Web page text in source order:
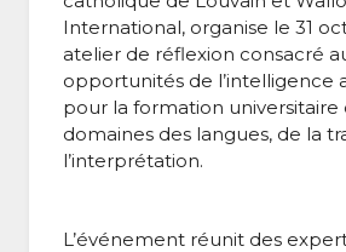
International, organise le 31
atelier de réflexion consacré
opportunités de l’intelligence
pour la formation universitaire
domaines des langues, de la
l’interprétation.
L’événement réunit des